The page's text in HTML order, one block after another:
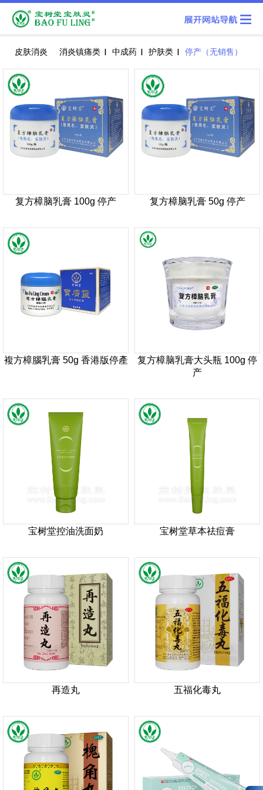
皮肤消炎 消炎镇痛类 中成药 护肤类 停产（无销售）
复方樟脑乳膏 100g 停产 复方樟脑乳膏 50g 停产
複方樟腦乳膏 50g 香港版停產
复方樟脑乳膏大头瓶 100g 停
产
宝树堂控油洗面奶 宝树堂草本祛痘膏
再造丸 五福化毒丸